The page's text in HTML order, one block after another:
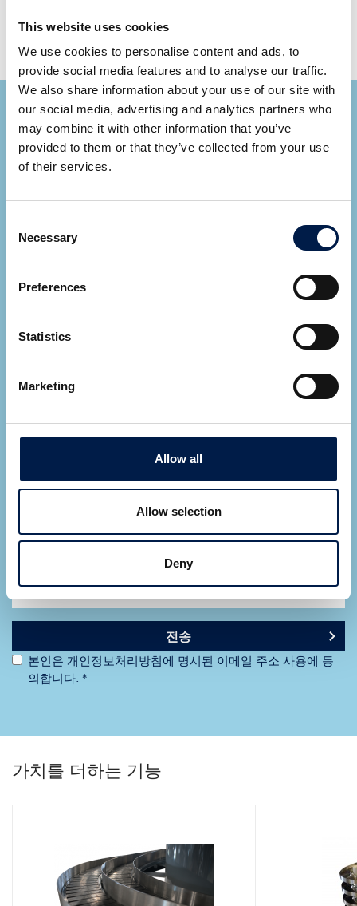
This website uses cookies
We use cookies to personalise content and ads, to
provide social media features and to analyse our traffic.
We also share information about your use of our site with
our social media, advertising and analytics partners who
may combine it with other information that you’ve
provided to them or that they’ve collected from your use
of their services.
Selection
Necessary
Preferences
Statistics
Marketing
Allow all
Allow selection
Deny
벨트 길이: 구동 시스템당 최대 60m | 200ft
Ryan Cupp
전송
본인은 개인정보처리방침에 명시된 이메일 주소 사용에 동
의합니다. *
가치를 더하는 기능